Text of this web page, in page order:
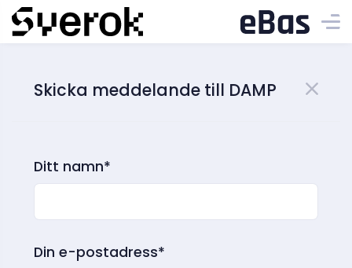
Skicka meddelande till DAMP
Ditt namn*
Din e-postadress*